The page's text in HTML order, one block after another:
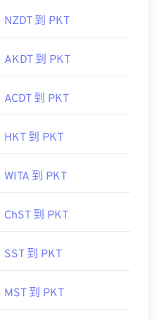
NZDT 到 PKT
AKDT 到 PKT
ACDT 到 PKT
HKT 到 PKT
WITA 到 PKT
ChST 到 PKT
SST 到 PKT
MST 到 PKT